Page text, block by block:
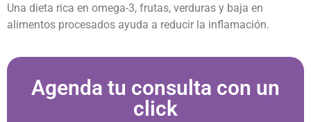
Una dieta rica en omega-3, frutas, verduras y baja en
alimentos procesados ayuda a reducir la inflamación.
Agenda tu consulta con un
click